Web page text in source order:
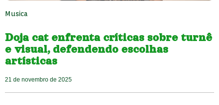
Musica
Doja cat enfrenta críticas sobre turnê
e visual, defendendo escolhas
artísticas
21 de novembro de 2025